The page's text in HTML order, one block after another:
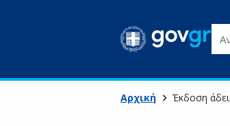
Αρχική Έκδοση